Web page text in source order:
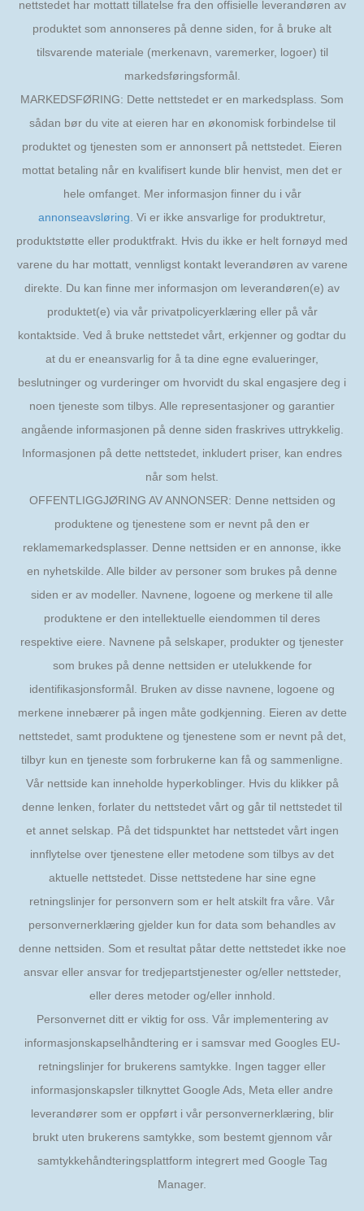
nettstedet har mottatt tillatelse fra den offisielle leverandøren av
produktet som annonseres på denne siden, for å bruke alt
tilsvarende materiale (merkenavn, varemerker, logoer) til
markedsføringsformål.
MARKEDSFØRING: Dette nettstedet er en markedsplass. Som
sådan bør du vite at eieren har en økonomisk forbindelse til
produktet og tjenesten som er annonsert på nettstedet. Eieren
mottat betaling når en kvalifisert kunde blir henvist, men det er
hele omfanget. Mer informasjon finner du i vår
annonseavsløring . Vi er ikke ansvarlige for produktretur,
produktstøtte eller produktfrakt. Hvis du ikke er helt fornøyd med
varene du har mottatt, vennligst kontakt leverandøren av varene
direkte. Du kan finne mer informasjon om leverandøren(e) av
produktet(e) via vår privatpolicyerklæring eller på vår
kontaktside. Ved å bruke nettstedet vårt, erkjenner og godtar du
at du er eneansvarlig for å ta dine egne evalueringer,
beslutninger og vurderinger om hvorvidt du skal engasjere deg i
noen tjeneste som tilbys. Alle representasjoner og garantier
angående informasjonen på denne siden fraskrives uttrykkelig.
Informasjonen på dette nettstedet, inkludert priser, kan endres
når som helst.
OFFENTLIGGJØRING AV ANNONSER: Denne nettsiden og
produktene og tjenestene som er nevnt på den er
reklamemarkedsplasser. Denne nettsiden er en annonse, ikke
en nyhetskilde. Alle bilder av personer som brukes på denne
siden er av modeller. Navnene, logoene og merkene til alle
produktene er den intellektuelle eiendommen til deres
respektive eiere. Navnene på selskaper, produkter og tjenester
som brukes på denne nettsiden er utelukkende for
identifikasjonsformål. Bruken av disse navnene, logoene og
merkene innebærer på ingen måte godkjenning. Eieren av dette
nettstedet, samt produktene og tjenestene som er nevnt på det,
tilbyr kun en tjeneste som forbrukerne kan få og sammenligne.
Vår nettside kan inneholde hyperkoblinger. Hvis du klikker på
denne lenken, forlater du nettstedet vårt og går til nettstedet til
et annet selskap. På det tidspunktet har nettstedet vårt ingen
innflytelse over tjenestene eller metodene som tilbys av det
aktuelle nettstedet. Disse nettstedene har sine egne
retningslinjer for personvern som er helt atskilt fra våre. Vår
personvernerklæring gjelder kun for data som behandles av
denne nettsiden. Som et resultat påtar dette nettstedet ikke noe
ansvar eller ansvar for tredjepartstjenester og/eller nettsteder,
eller deres metoder og/eller innhold.
Personvernet ditt er viktig for oss. Vår implementering av
informasjonskapselhåndtering er i samsvar med Googles EU-
retningslinjer for brukerens samtykke. Ingen tagger eller
informasjonskapsler tilknyttet Google Ads, Meta eller andre
leverandører som er oppført i vår personvernerklæring, blir
brukt uten brukerens samtykke, som bestemt gjennom vår
samtykkehåndteringsplattform integrert med Google Tag
Manager.